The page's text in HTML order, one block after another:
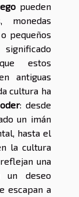
pueden
monedas
pequeños
estos
antiguas
cultura ha
: desde
un imán
hasta el
la cultura
una
un deseo
escapan a